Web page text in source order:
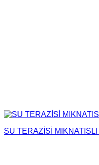
SU TERAZİSİ